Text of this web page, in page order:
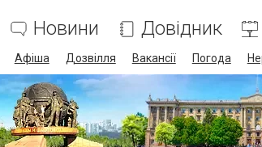
Новини Довідник
Афіша Дозвілля Вакансії Погода